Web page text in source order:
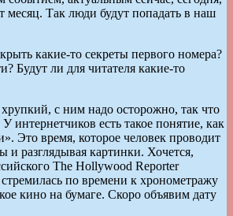
месяц. Так люди будут попадать в наш
какие-то секреты первого номера?
Будут ли для читателя какие-то
с ним надо осторожно, так что
интернетчиков есть такое понятие, как
Это время, которое человек проводит
и разглядывая картинки. Хочется,
The Hollywood Reporter
стремилась по времени к хронометражу
кино на бумаге. Скоро объявим дату